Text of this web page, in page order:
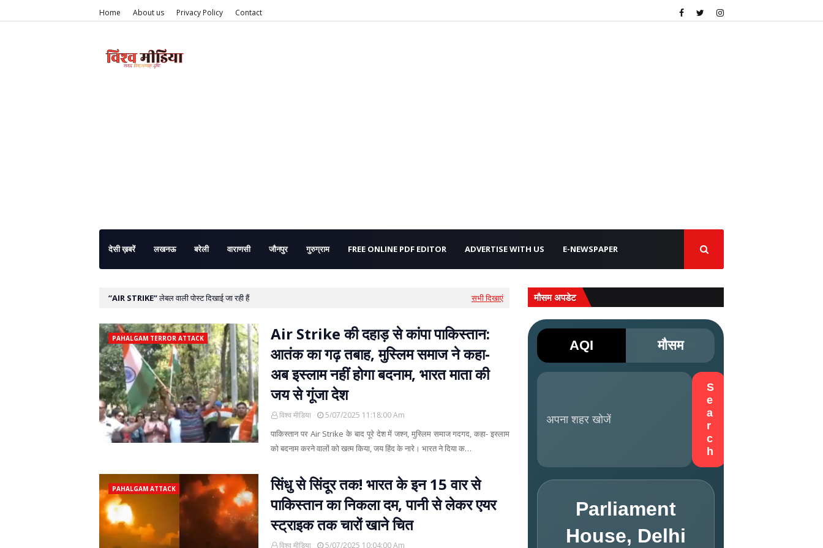
Home About us Privacy Policy Contact
देसी ख़बरें लखनऊ बरेली वाराणसी जौनपुर गुरुग्राम FREE ONLINE PDF EDITOR ADVERTISE WITH US E-NEWSPAPER
AIR STRIKE लेबल वाली पोस्ट दिखाई जा रही हैं सभी दिखाएं
PAHALGAM TERROR ATTACK
Air Strike की दहाड़ से कांपा पाकिस्तान:
आतंक का गढ़ तबाह, मुस्लिम समाज ने कहा-
अब इस्लाम नहीं होगा बदनाम, भारत माता की
जय से गूंजा देश
विश्व मीडिया 5/07/2025 11:18:00 Am
पाकिस्तान पर Air Strike के बाद पूरे देश में जश्न, मुस्लिम समाज गदगद, कहा- इस्लाम
को बदनाम करने वालों को खत्म किया, जय हिंद के नारे। भारत ने दिया क…
PAHALGAM ATTACK
सिंधु से सिंदूर तक! भारत के इन 15 वार से
पाकिस्तान का निकला दम, पानी से लेकर एयर
स्ट्राइक तक चारों खाने चित
विश्व मीडिया 5/07/2025 10:04:00 Am
मौसम अपडेट
AQI मौसम
S
e
a
r
c
h
Parliament
House, Delhi